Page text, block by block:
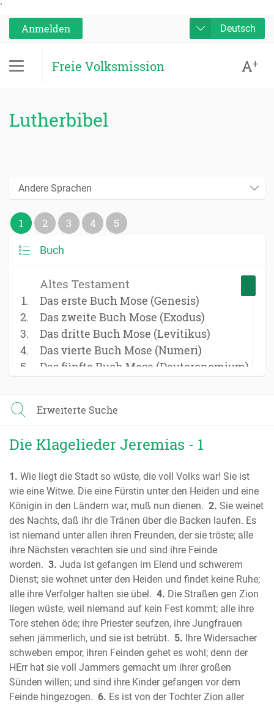
'
Anmelden
Deutsch
Freie Volksmission A+
Lutherbibel
Andere Sprachen
1 2 3 4 5
Buch
Altes Testament
Das erste Buch Mose (Genesis)
Das zweite Buch Mose (Exodus)
Das dritte Buch Mose (Levitikus)
Das vierte Buch Mose (Numeri)
Das fünfte Buch Mose (Deuteronomium)
Das Buch Ruth
Das zweite Buch Samuel
Das zweite Buch der Könige
Das erste Buch der Chronik
Das zweite Buch der Chronik
Das Buch Esra
Das Buch Nehemia
Das Buch Ester
Das Buch Hiob (Ijob)
Der Psalter
Die Sprüche Salomos (Sprichwörter)
Der Prediger Salomo (Kohelet)
Das Hohelied Salomos
Der Prophet Jesaja
Der Prophet Jeremia
Die Klagelieder Jeremias
Erweiterte Suche
Die Klagelieder Jeremias - 1
1. Wie liegt die Stadt so wüste, die voll Volks war! Sie ist
wie eine Witwe. Die eine Fürstin unter den Heiden und eine
Königin in den Ländern war, muß nun dienen. 2. Sie weinet
des Nachts, daß ihr die Tränen über die Backen laufen. Es
ist niemand unter allen ihren Freunden, der sie tröste; alle
ihre Nächsten verachten sie und sind ihre Feinde
worden. 3. Juda ist gefangen im Elend und schwerem
Dienst; sie wohnet unter den Heiden und findet keine Ruhe;
alle ihre Verfolger halten sie übel. 4. Die Straßen gen Zion
liegen wüste, weil niemand auf kein Fest kommt; alle ihre
Tore stehen öde; ihre Priester seufzen, ihre Jungfrauen
sehen jämmerlich, und sie ist betrübt. 5. Ihre Widersacher
schweben empor, ihren Feinden gehet es wohl; denn der
HErr hat sie voll Jammers gemacht um ihrer großen
Sünden willen; und sind ihre Kinder gefangen vor dem
Feinde hingezogen. 6. Es ist von der Tochter Zion aller